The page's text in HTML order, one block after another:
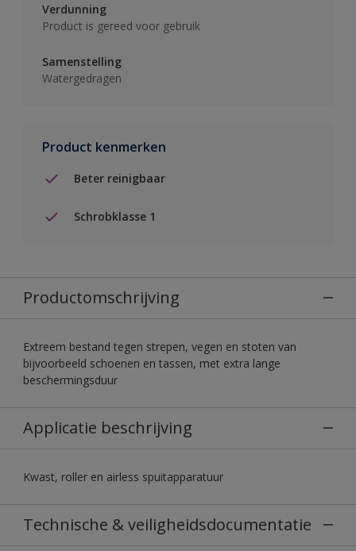
Verdunning
Product is gereed voor gebruik
Samenstelling
Watergedragen
Product kenmerken
Beter reinigbaar
Schrobklasse 1
Productomschrijving
Extreem bestand tegen strepen, vegen en stoten van
bijvoorbeeld schoenen en tassen, met extra lange
beschermingsduur
Applicatie beschrijving
Kwast, roller en airless spuitapparatuur
Technische & veiligheidsdocumentatie